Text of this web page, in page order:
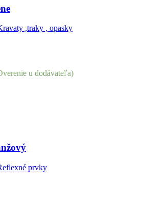
,traky , opasky
u dodávateľa)
prvky